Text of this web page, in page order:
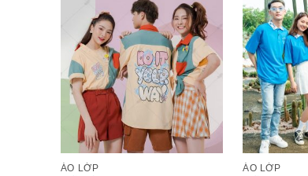
ÁO LỚP ÁO LỚP